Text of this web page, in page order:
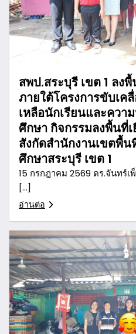
สพป.สระบุรี เขต 1 ลง
ภายใต้โครงการขับเค
เหลือนักเรียนและควา
ศึกษา กิจกรรมลงพื้นที่
สังกัดสำนักงานเขตพื้
ศึกษาสระบุรี เขต 1
15 กรกฎาคม 2569 ดร.จันทร์
[…]
อ่านต่อ